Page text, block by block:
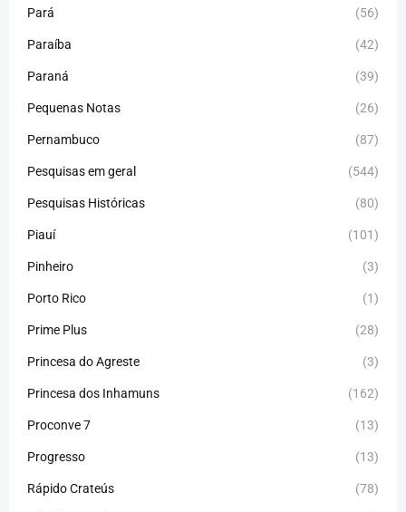
Pará (56)
Paraíba (42)
Paraná (39)
Pequenas Notas (26)
Pernambuco (87)
Pesquisas em geral (544)
Pesquisas Históricas (80)
Piauí (101)
Pinheiro (3)
Porto Rico (1)
Prime Plus (28)
Princesa do Agreste (3)
Princesa dos Inhamuns (162)
Proconve 7 (13)
Progresso (13)
Rápido Crateús (78)